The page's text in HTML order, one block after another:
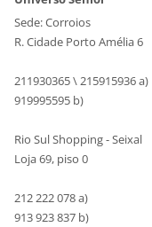
Sede: Corroios
R. Cidade Porto Amélia 6
211930365 \ 215915936 a)
919995595 b)
Rio Sul Shopping - Seixal
Loja 69, piso 0
212 222 078 a)
913 923 837 b)